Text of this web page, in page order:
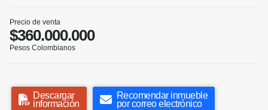
Precio de venta
$360.000.000
Pesos Colombianos
Descargar
información
Recomendar inmueble
por correo electrónico